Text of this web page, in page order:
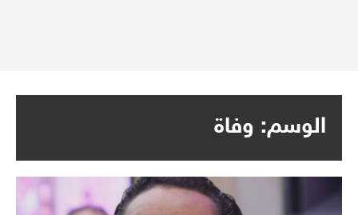
الوسم: وفاة